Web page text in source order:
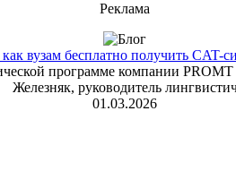
Реклама
вузам бесплатно получить CAT-
программе компании
Железняк, руководитель
01.03.2026